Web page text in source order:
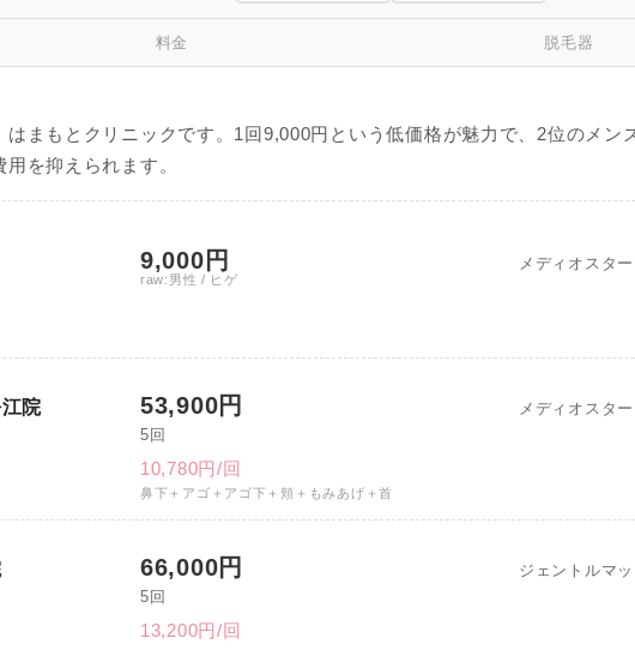
料金 脱毛器
まもとクリニックです。1回9,000円という低価格が魅力で、2位のメ
を抑えられます。
9,000円
raw:男性 / ヒゲ
メディオスタ
院 53,900円
5回
10,780円/回
鼻下＋アゴ＋アゴ下＋頬＋もみあげ＋首
メディオスタ
66,000円
5回
13,200円/回
ジェントルマ